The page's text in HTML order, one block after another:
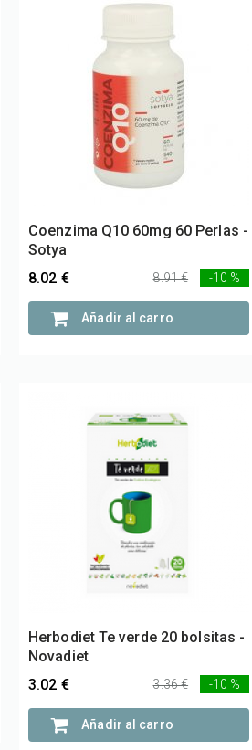
Coenzima Q10 60mg 60 Perlas -
Sotya
8.02 €
8.91 € -10 %
Añadir al carro
Herbodiet Te verde 20 bolsitas -
Novadiet
3.02 €
3.36 € -10 %
Añadir al carro